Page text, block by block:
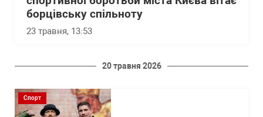
борцівську спільноту
23 травня, 13:53
20 травня 2026
Спорт